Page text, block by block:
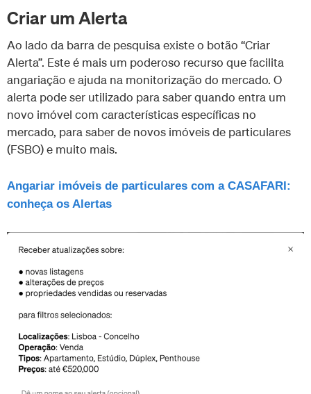
Criar um Alerta
Ao lado da barra de pesquisa existe o botão “Criar
Alerta”. Este é mais um poderoso recurso que facilita
angariação e ajuda na monitorização do mercado. O
alerta pode ser utilizado para saber quando entra um
novo imóvel com características específicas no
mercado, para saber de novos imóveis de particulares
(FSBO) e muito mais.
Angariar imóveis de particulares com a CASAFARI:
conheça os Alertas